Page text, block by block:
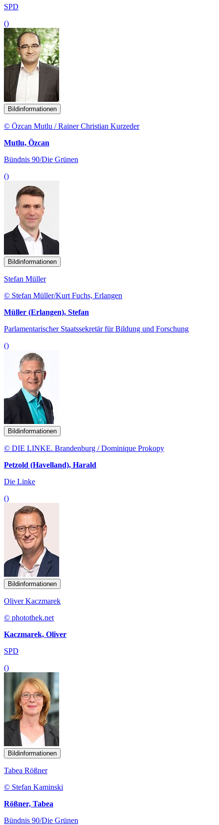
SPD
()
Bildinformationen
© Özcan Mutlu / Rainer Christian Kurzeder
Mutlu, Özcan
Bündnis 90/Die Grünen
()
Bildinformationen
Stefan Müller
© Stefan Müller/Kurt Fuchs, Erlangen
Müller (Erlangen), Stefan
Parlamentarischer Staatssekretär für Bildung und Forschung
()
Bildinformationen
© DIE LINKE. Brandenburg / Dominique Prokopy
Petzold (Havelland), Harald
Die Linke
()
Bildinformationen
Oliver Kaczmarek
© photothek.net
Kaczmarek, Oliver
SPD
()
Bildinformationen
Tabea Rößner
© Stefan Kaminski
Rößner, Tabea
Bündnis 90/Die Grünen